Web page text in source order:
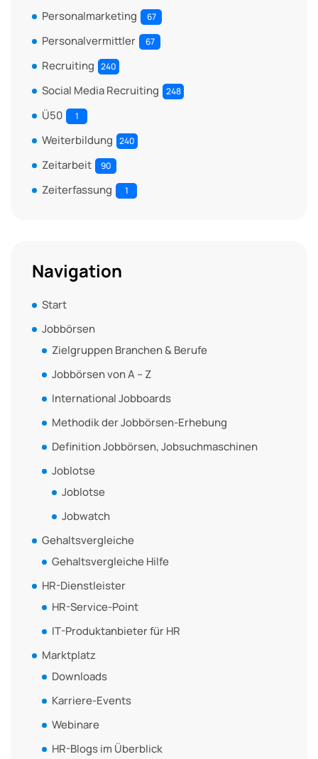
Personalmarketing 67
Personalvermittler 67
Recruiting 240
Social Media Recruiting 248
Ü50 1
Weiterbildung 240
Zeitarbeit 90
Zeiterfassung 1
Navigation
Start
Jobbörsen
Zielgruppen Branchen & Berufe
Jobbörsen von A – Z
International Jobboards
Methodik der Jobbörsen-Erhebung
Definition Jobbörsen, Jobsuchmaschinen
Joblotse
Joblotse
Jobwatch
Gehaltsvergleiche
Gehaltsvergleiche Hilfe
HR-Dienstleister
HR-Service-Point
IT-Produktanbieter für HR
Marktplatz
Downloads
Karriere-Events
Webinare
HR-Blogs im Überblick